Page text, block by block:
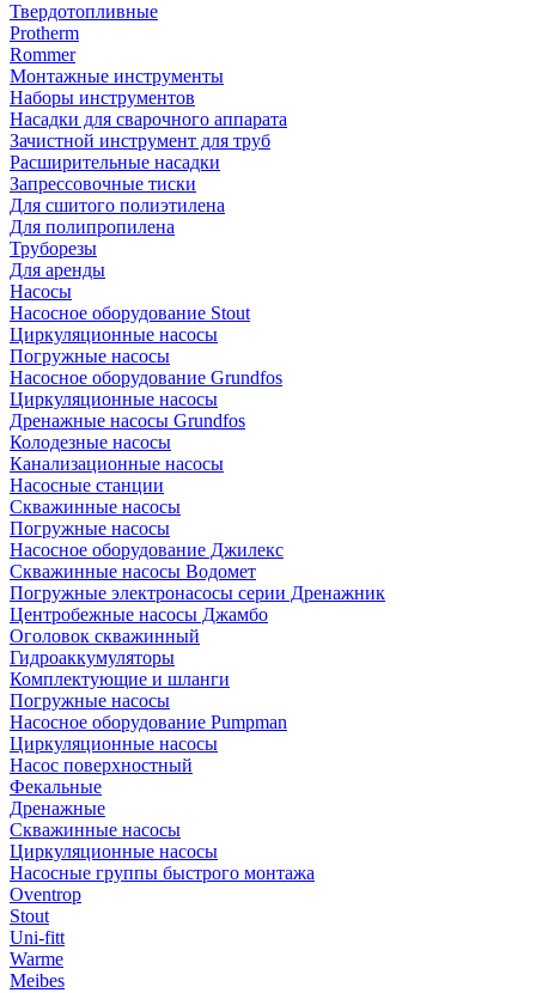
Твердотопливные
Protherm
Rommer
Монтажные инструменты
Наборы инструментов
Насадки для сварочного аппарата
Зачистной инструмент для труб
Расширительные насадки
Запрессовочные тиски
Для сшитого полиэтилена
Для полипропилена
Труборезы
Для аренды
Насосы
Насосное оборудование Stout
Циркуляционные насосы
Погружные насосы
Насосное оборудование Grundfos
Циркуляционные насосы
Дренажные насосы Grundfos
Колодезные насосы
Канализационные насосы
Насосные станции
Скважинные насосы
Погружные насосы
Насосное оборудование Джилекс
Скважинные насосы Водомет
Погружные электронасосы серии Дренажник
Центробежные насосы Джамбо
Оголовок скважинный
Гидроаккумуляторы
Комплектующие и шланги
Погружные насосы
Насосное оборудование Pumpman
Циркуляционные насосы
Насос поверхностный
Фекальные
Дренажные
Скважинные насосы
Циркуляционные насосы
Насосные группы быстрого монтажа
Oventrop
Stout
Uni-fitt
Warme
Meibes